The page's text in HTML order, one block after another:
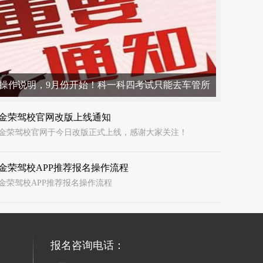
作说明，9月份开始！科一科四考试只能去车管所
荣驾校官网改版上线通知
荣驾校官网于今日改版正式上线，感谢大家关注！
荣驾校APP推荐报名操作流程
荣驾校APP推荐报名操作流程
报名咨询电话：